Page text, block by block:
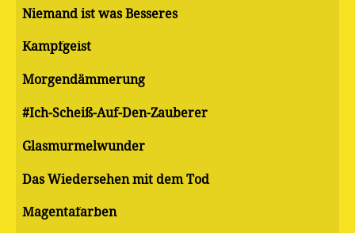
Niemand ist was Besseres
Kampfgeist
Morgendämmerung
#Ich-Scheiß-Auf-Den-Zauberer
Glasmurmelwunder
Das Wiedersehen mit dem Tod
Magentafarben